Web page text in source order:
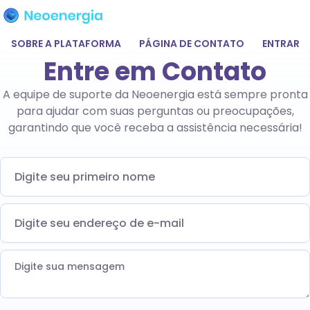
SOBRE A PLATAFORMA PÁGINA DE CONTATO ENTRAR
Entre em Contato
A equipe de suporte da Neoenergia está sempre pronta
para ajudar com suas perguntas ou preocupações,
garantindo que você receba a assistência necessária!